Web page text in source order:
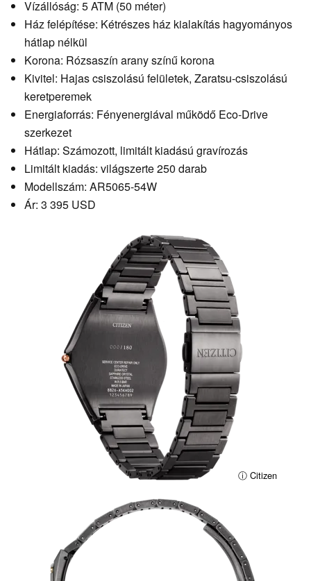
Vízállóság: 5 ATM (50 méter)
Ház felépítése: Kétrészes ház kialakítás hagyományos
hátlap nélkül
Korona: Rózsaszín arany színű korona
Kivitel: Hajas csiszolású felületek, Zaratsu-csiszolású
keretperemek
Energiaforrás: Fényenergiával működő Eco-Drive
szerkezet
Hátlap: Számozott, limitált kiadású gravírozás
Limitált kiadás: világszerte 250 darab
Modellszám: AR5065-54W
Ár: 3 395 USD
ⓘ Citizen